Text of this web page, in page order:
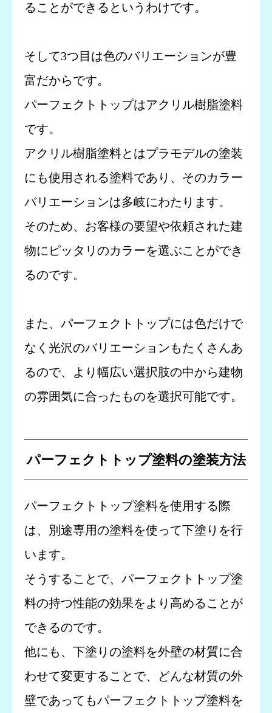
ることができるというわけです。
そして3つ目は色のバリエーションが豊
富だからです。
パーフェクトトップはアクリル樹脂塗料
です。
アクリル樹脂塗料とはプラモデルの塗装
にも使用される塗料であり、そのカラー
バリエーションは多岐にわたります。
そのため、お客様の要望や依頼された建
物にピッタリのカラーを選ぶことができ
るのです。
また、パーフェクトトップには色だけで
なく光沢のバリエーションもたくさんあ
るので、より幅広い選択肢の中から建物
の雰囲気に合ったものを選択可能です。
パーフェクトトップ塗料の塗装方法
パーフェクトトップ塗料を使用する際
は、別途専用の塗料を使って下塗りを行
います。
そうすることで、パーフェクトトップ塗
料の持つ性能の効果をより高めることが
できるのです。
他にも、下塗りの塗料を外壁の材質に合
わせて変更することで、どんな材質の外
壁であってもパーフェクトトップ塗料を